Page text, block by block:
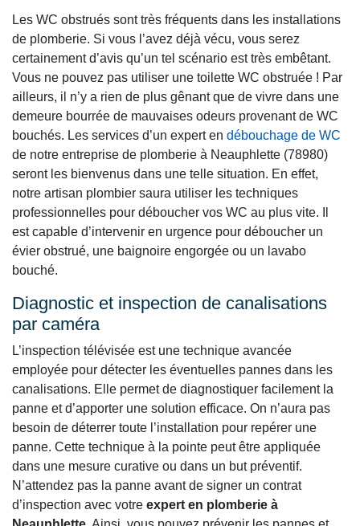
Les WC obstrués sont très fréquents dans les installations
de plomberie. Si vous l’avez déjà vécu, vous serez
certainement d’avis qu’un tel scénario est très embêtant.
Vous ne pouvez pas utiliser une toilette WC obstruée ! Par
ailleurs, il n’y a rien de plus gênant que de vivre dans une
demeure bourrée de mauvaises odeurs provenant de WC
bouchés. Les services d’un expert en débouchage de WC
de notre entreprise de plomberie à Neauphlette (78980)
seront les bienvenus dans une telle situation. En effet,
notre artisan plombier saura utiliser les techniques
professionnelles pour déboucher vos WC au plus vite. Il
est capable d’intervenir en urgence pour déboucher un
évier obstrué, une baignoire engorgée ou un lavabo
bouché.
Diagnostic et inspection de canalisations
par caméra
L’inspection télévisée est une technique avancée
employée pour détecter les éventuelles pannes dans les
canalisations. Elle permet de diagnostiquer facilement la
panne et d’apporter une solution efficace. On n’aura pas
besoin de déterrer toute l’installation pour repérer une
panne. Cette technique à la pointe peut être appliquée
dans une mesure curative ou dans un but préventif.
N’attendez pas la panne avant de signer un contrat
d’inspection avec votre expert en plomberie à